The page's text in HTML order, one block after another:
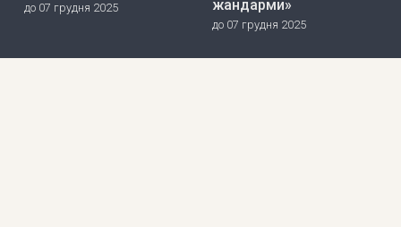
до 07 грудня 2025
жандарми»
до 07 грудня 2025